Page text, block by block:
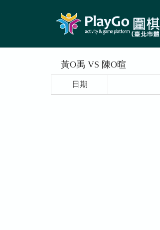
黃O禹 VS 陳O暄
日期